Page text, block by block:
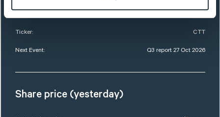
Ticker: CTT
Next Event: Q3 report 27 Oct 2026
Share price (yesterday)